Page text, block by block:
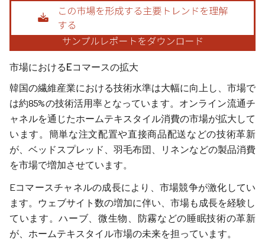
市場におけるEコマースの拡大
韓国の繊維産業における技術水準は大幅に向上し、市場で
は約85%の技術活用率となっています。オンライン流通チ
ャネルを通じたホームテキスタイル消費の市場が拡大して
います。簡単な注文配置や直接商品配送などの技術革新
が、ベッドスプレッド、羽毛布団、リネンなどの製品消費
を市場で増加させています。
Eコマースチャネルの成長により、市場競争が激化してい
ます。ウェブサイト数の増加に伴い、市場も成長を経験し
ています。ハーブ、微生物、防霧などの睡眠技術の革新
が、ホームテキスタイル市場の未来を担っています。